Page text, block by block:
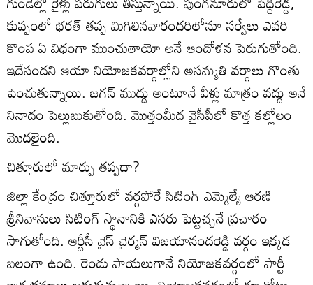
కుప్పంలో భరత్‌ తప్ప మిగిలినవారందరిలోనూ సర్వేలు ఎవరి
కొంప ఏ విధంగా ముంచుతాయో అనే ఆందోళన పెరుగుతోంది.
ఇదేసందని ఆయా నియోజకవర్గాల్లోని అసమ్మతి వర్గాలు గొంతు
పెంచుతున్నాయి. జగన్‌ ముద్దు అంటూనే వీళ్లు మాత్రం వద్దు అనే
నినాదం పెల్లుబుకుతోంది. మొత్తంమీద వైసీపీలో కొత్త కల్లోలం
మొదలైంది.
చిత్తూరులో మార్పు తప్పదా?
జిల్లా కేంద్రం చిత్తూరులో వర్గపోరే సిటింగ్‌ ఎమ్మెల్యే ఆరణి
శ్రీనివాసులు సిటింగ్‌ స్థానానికి ఎసరు పెట్టచ్చనే ప్రచారం
సాగుతోంది. ఆర్టీసీ వైస్‌ చైర్మన్‌ విజయానందరెడ్డి వర్గం ఇక్కడ
బలంగా ఉంది. రెండు పాయలుగానే నియోజకవర్గంలో పార్టీ